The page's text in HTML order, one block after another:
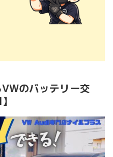
VWのバッテリー交